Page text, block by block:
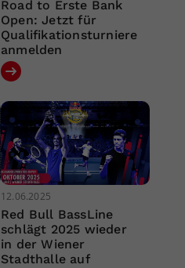
Road to Erste Bank
Open: Jetzt für
Qualifikationsturniere
anmelden
12.06.2025
Red Bull BassLine
schlägt 2025 wieder
in der Wiener
Stadthalle auf